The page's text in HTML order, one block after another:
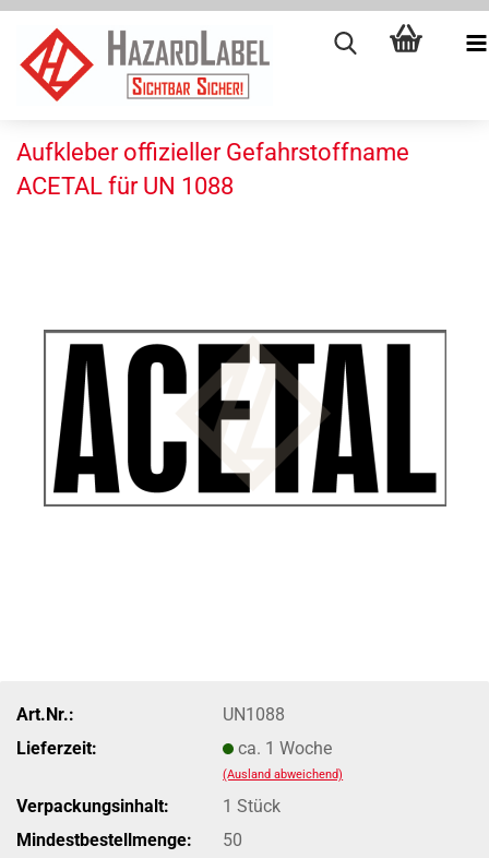
Aufkleber offizieller Gefahrstoffname
ACETAL für UN 1088
Art.Nr.:
UN1088
Lieferzeit:
ca. 1 Woche
(Ausland abweichend)
Verpackungsinhalt:
1 Stück
Mindestbestellmenge:
50